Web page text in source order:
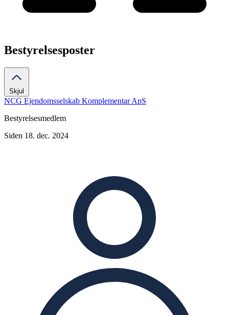
Bestyrelsesposter
Skjul
NCG Ejendomsselskab Komplementar ApS
Bestyrelsesmedlem
Siden 18. dec. 2024